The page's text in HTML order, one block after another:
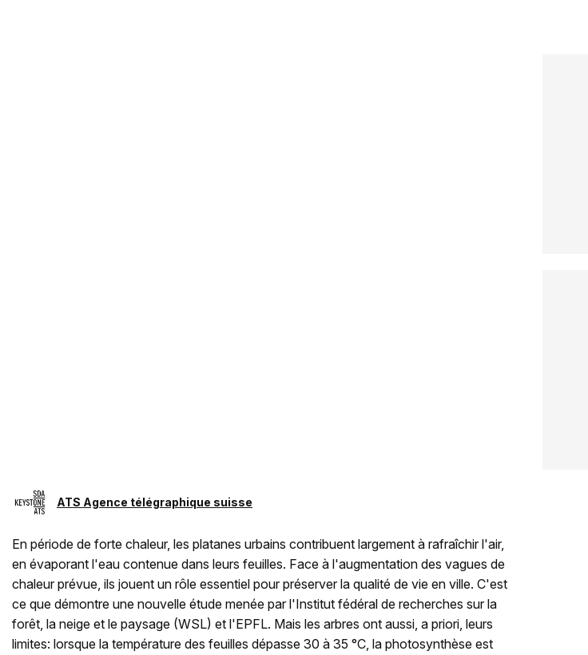
ATS Agence télégraphique suisse
En période de forte chaleur, les platanes urbains contribuent largement à rafraîchir l'air,
en évaporant l'eau contenue dans leurs feuilles. Face à l'augmentation des vagues de
chaleur prévue, ils jouent un rôle essentiel pour préserver la qualité de vie en ville. C'est
ce que démontre une nouvelle étude menée par l'Institut fédéral de recherches sur la
forêt, la neige et le paysage (WSL) et l'EPFL. Mais les arbres ont aussi, a priori, leurs
limites: lorsque la température des feuilles dépasse 30 à 35 °C, la photosynthèse est